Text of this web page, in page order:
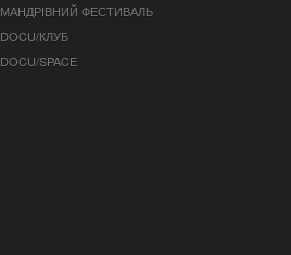
МАНДРІВНИЙ ФЕСТИВАЛЬ
DOCU/КЛУБ
DOCU/SPACE